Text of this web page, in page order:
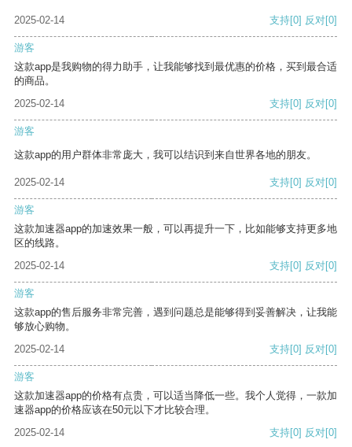
2025-02-14 支持[0] 反对[0]
游客
这款app是我购物的得力助手，让我能够找到最优惠的价格，买到最合适
的商品。
2025-02-14
支持[0] 反对[0]
游客
这款app的用户群体非常庞大，我可以结识到来自世界各地的朋友。
2025-02-14 支持[0] 反对[0]
游客
这款加速器app的加速效果一般，可以再提升一下，比如能够支持更多地
区的线路。
2025-02-14
支持[0] 反对[0]
游客
这款app的售后服务非常完善，遇到问题总是能够得到妥善解决，让我能
够放心购物。
2025-02-14
支持[0] 反对[0]
游客
这款加速器app的价格有点贵，可以适当降低一些。我个人觉得，一款加
速器app的价格应该在50元以下才比较合理。
2025-02-14
支持[0] 反对[0]